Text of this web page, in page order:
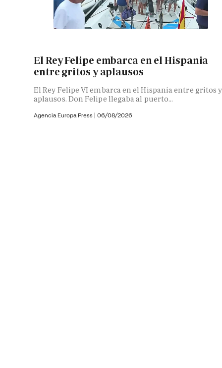
El Rey Felipe embarca en el Hispania
entre gritos y aplausos
El Rey Felipe VI embarca en el Hispania entre gritos y
aplausos. Don Felipe llegaba al puerto...
Agencia Europa Press | 06/08/2026